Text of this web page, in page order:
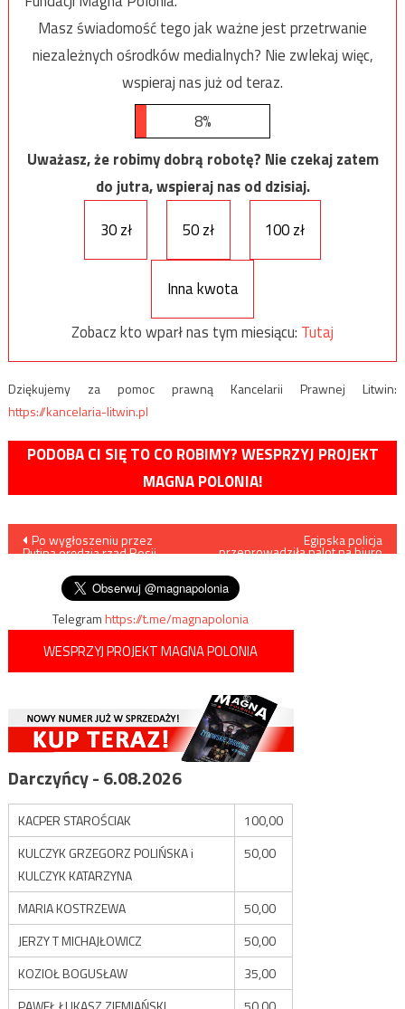
Masz świadomość tego jak ważne jest przetrwanie
niezależnych ośrodków medialnych? Nie zwlekaj więc,
wspieraj nas już od teraz.
8%
Uważasz, że robimy dobrą robotę? Nie czekaj zatem
do jutra, wspieraj nas od dzisiaj.
30 zł
50 zł 100 zł
Inna kwota
Zobacz kto wparł nas tym miesiącu: Tutaj
Dziękujemy za pomoc prawną Kancelarii Prawnej Litwin:
https://kancelaria-litwin.pl
PODOBA CI SIĘ TO CO ROBIMY? WESPRZYJ PROJEKT
MAGNA POLONIA!
Nawigacja
wpisu
Po wygłoszeniu przez
Putina orędzia rząd Rosji
Egipska policja
przeprowadziła nalot na biuro
Telegramhttps://t.me/magnapolonia
WESPRZYJ PROJEKT MAGNA POLONIA
Darczyńcy - 6.08.2026
KACPER STAROŚCIAK
100,00
KULCZYK GRZEGORZ POLIŃSKA i
KULCZYK KATARZYNA
50,00
MARIA KOSTRZEWA
50,00
JERZY T MICHAJŁOWICZ
50,00
KOZIOŁ BOGUSŁAW
35,00